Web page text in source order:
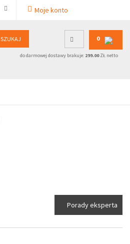
Moje konto
SZUKAJ 0
do darmowej dostawy brakuje: 299.00ZŁ netto
Porady eksperta